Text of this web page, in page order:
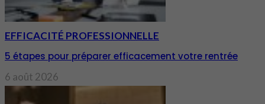
EFFICACITÉ PROFESSIONNELLE
5 étapes pour préparer efficacement votre rentrée
6 août 2026